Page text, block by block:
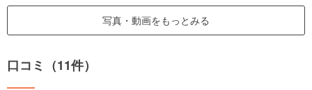
写真・動画をもっとみる
口コミ（11件）